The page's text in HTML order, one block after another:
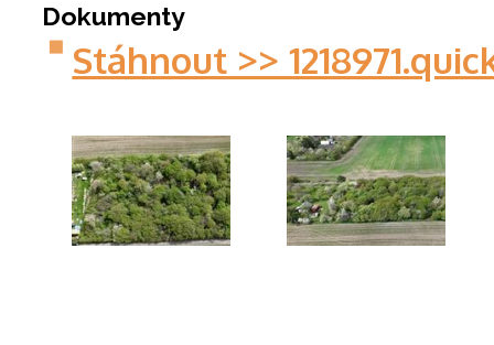
Dokumenty
Stáhnout >>